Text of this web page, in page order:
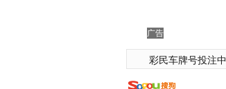
广告
彩民车牌号投注